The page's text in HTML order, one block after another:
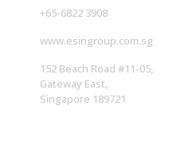
+65-6822 3908
www.esingroup.com.sg
152 Beach Road #11-05,
Gateway East,
Singapore 189721